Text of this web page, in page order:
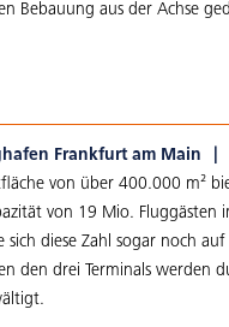
Bebauung aus der Achse
Frankfurt am Main
von über 400.000 m²
von 19 Mio. Fluggästen
sich diese Zahl sogar noch
den drei Terminals werden